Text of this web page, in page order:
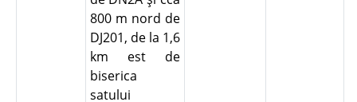
800 m nord de
DJ201, de la 1,6
km est de
biserica
satului